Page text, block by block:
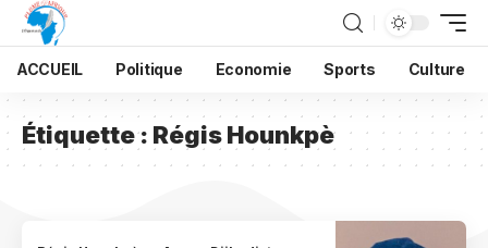
ACCUEIL Politique Economie Sports Culture
Étiquette : Régis Hounkpè